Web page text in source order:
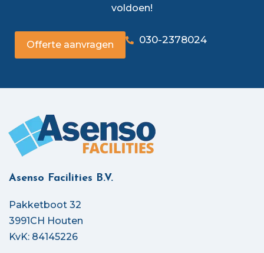
voldoen!
Offerte aanvragen 030-2378024
Asenso Facilities B.V.
Pakketboot 32
3991CH Houten
KvK: 84145226